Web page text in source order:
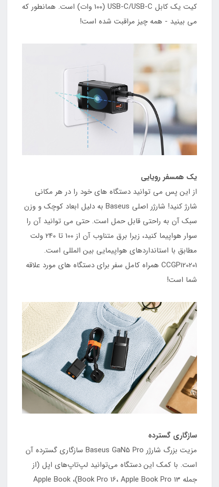
کیت یک کابل USB-C/USB-C (100 وات) است. همانطور که
می بینید - همه چیز مراقبت شده است!
یک همسفر رویایی
از این پس می توانید دستگاه های خود را در هر مکانی
شارژ کنید! شارژر اصلی Baseus به دلیل ابعاد کوچک و وزن
سبک آن به راحتی قابل حمل است. حتی می توانید آن را
سوار هواپیما کنید، زیرا برق متناوب آن از 100 تا 240 ولت
مطابق با استانداردهای هواپیمایی بین المللی است.
CCGP120201 همراه کامل سفر برای دستگاه های مورد علاقه
شما است!
سازگاری گسترده
مزیت بزرگ شارژر Baseus GaN5 Pro سازگاری گسترده آن
است. با کمک این دستگاه می‌توانید لپ‌تاپ‌های اپل (از
جمله Book Pro 16، Apple Book Pro 13)، Apple Book